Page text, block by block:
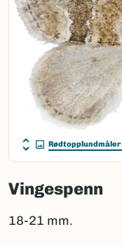
Rødtopplundmåler
Vingespenn
18-21 mm.